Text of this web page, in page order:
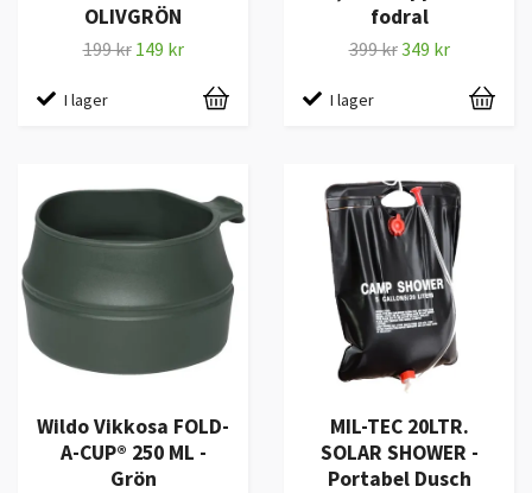
OLIVGRÖN
199 kr 149 kr
I lager
fodral
399 kr349 kr
I lager
Wildo Vikkosa FOLD-
A-CUP® 250 ML -
Grön
MIL-TEC 20LTR.
SOLAR SHOWER -
Portabel Dusch